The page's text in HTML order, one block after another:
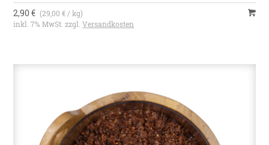
2,90 € (29,00 € / kg)
inkl. 7% MwSt. zzgl.Versandkosten